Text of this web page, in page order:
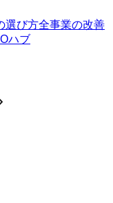
選び方全事業の改善
ハブ